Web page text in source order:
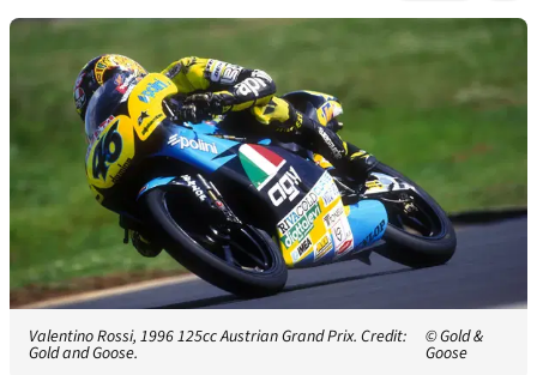
Valentino Rossi, 1996 125cc Austrian Grand Prix. Credit:
Gold and Goose.
© Gold &
Goose